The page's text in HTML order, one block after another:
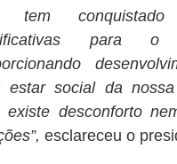
tem conquistado
para o
estar social da nossa
existe desconforto
esclareceu o